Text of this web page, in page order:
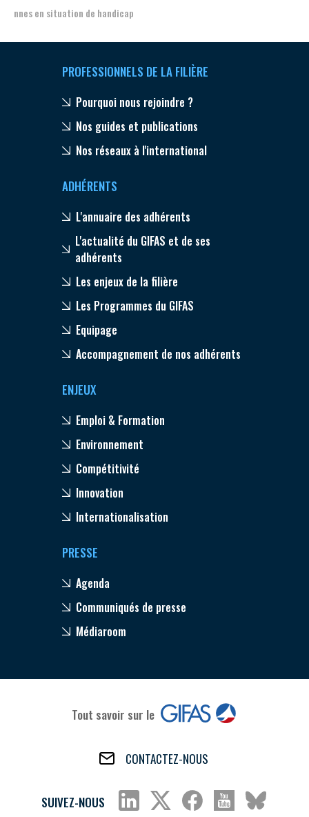
PROFESSIONNELS DE LA FILIÈRE
Pourquoi nous rejoindre ?
Nos guides et publications
Nos réseaux à l'international
ADHÉRENTS
L'annuaire des adhérents
L'actualité du GIFAS et de ses
adhérents
Les enjeux de la filière
Les Programmes du GIFAS
Equipage
Accompagnement de nos adhérents
ENJEUX
Emploi & Formation
Environnement
Compétitivité
Innovation
Internationalisation
PRESSE
Agenda
Communiqués de presse
Médiaroom
Tout savoir sur le
CONTACTEZ-NOUS
SUIVEZ-NOUS